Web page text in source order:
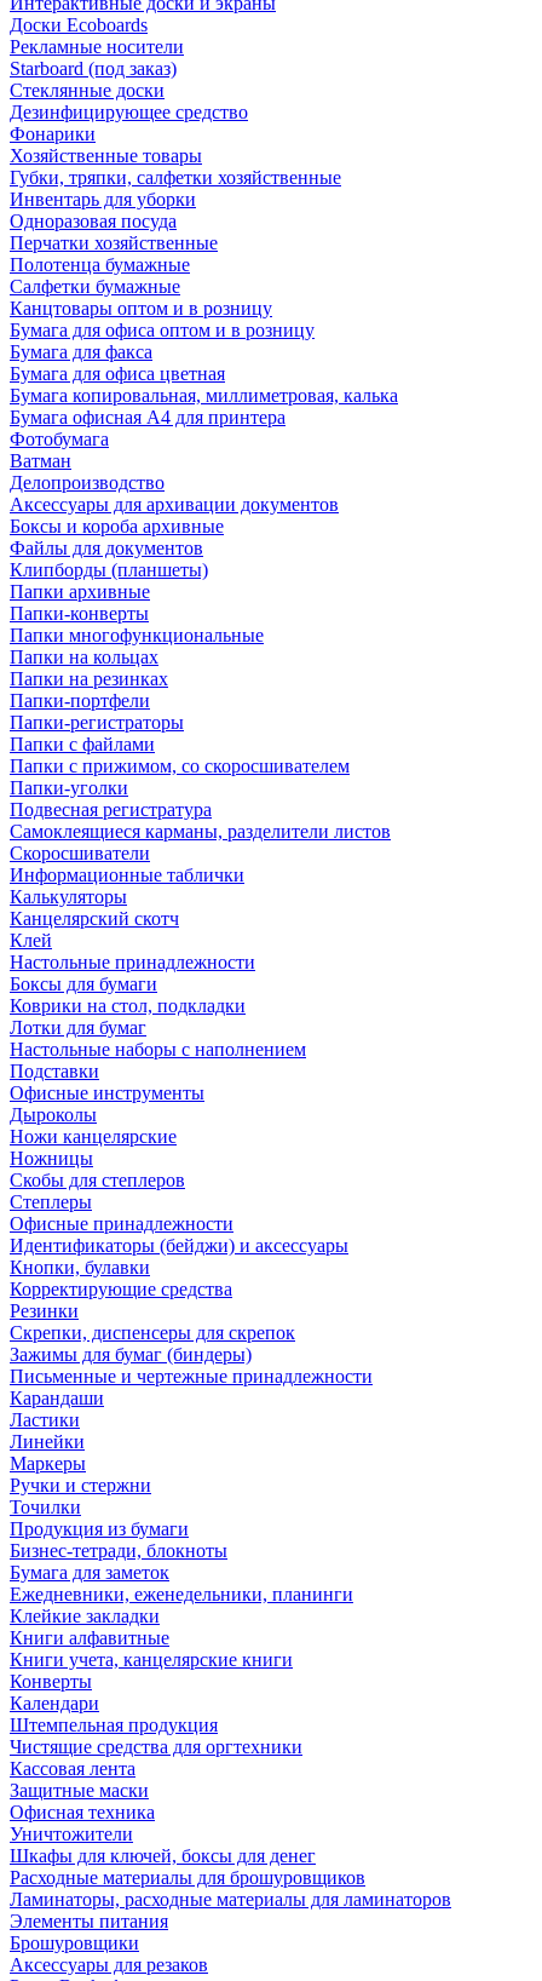
Доски Ecoboards
Рекламные носители
Starboard (под заказ)
Стеклянные доски
Дезинфицирующее средство
Фонарики
Хозяйственные товары
Губки, тряпки, салфетки хозяйственные
Инвентарь для уборки
Одноразовая посуда
Перчатки хозяйственные
Полотенца бумажные
Салфетки бумажные
Канцтовары оптом и в розницу
Бумага для офиса оптом и в розницу
Бумага для факса
Бумага для офиса цветная
Бумага копировальная, миллиметровая, калька
Бумага офисная А4 для принтера
Фотобумага
Ватман
Делопроизводство
Аксессуары для архивации документов
Боксы и короба архивные
Файлы для документов
Клипборды (планшеты)
Папки архивные
Папки-конверты
Папки многофункциональные
Папки на кольцах
Папки на резинках
Папки-портфели
Папки-регистраторы
Папки с файлами
Папки с прижимом, со скоросшивателем
Папки-уголки
Подвесная регистратура
Самоклеящиеся карманы, разделители листов
Скоросшиватели
Информационные таблички
Калькуляторы
Канцелярский скотч
Клей
Настольные принадлежности
Боксы для бумаги
Коврики на стол, подкладки
Лотки для бумаг
Настольные наборы с наполнением
Подставки
Офисные инструменты
Дыроколы
Ножи канцелярские
Ножницы
Скобы для степлеров
Степлеры
Офисные принадлежности
Идентификаторы (бейджи) и аксессуары
Кнопки, булавки
Корректирующие средства
Резинки
Скрепки, диспенсеры для скрепок
Зажимы для бумаг (биндеры)
Письменные и чертежные принадлежности
Карандаши
Ластики
Линейки
Маркеры
Ручки и стержни
Точилки
Продукция из бумаги
Бизнес-тетради, блокноты
Бумага для заметок
Ежедневники, еженедельники, планинги
Клейкие закладки
Книги алфавитные
Книги учета, канцелярские книги
Конверты
Календари
Штемпельная продукция
Чистящие средства для оргтехники
Кассовая лента
Защитные маски
Офисная техника
Уничтожители
Шкафы для ключей, боксы для денег
Расходные материалы для брошуровщиков
Ламинаторы, расходные материалы для ламинаторов
Элементы питания
Брошуровщики
Аксессуары для резаков